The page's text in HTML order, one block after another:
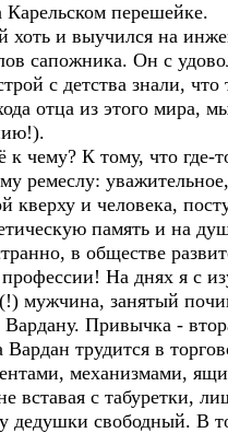
Карельском перешейке.
хоть и выучился на
сапожника. Он с
с детства знали,
отца из этого мира,
к чему? К тому, что
ремеслу:
кверху и человека,
память и на
в обществе
На днях я с
мужчина, занятый
Привычка -
трудится в
механизмами,
вставая с табуретки,
дедушки свободный. В